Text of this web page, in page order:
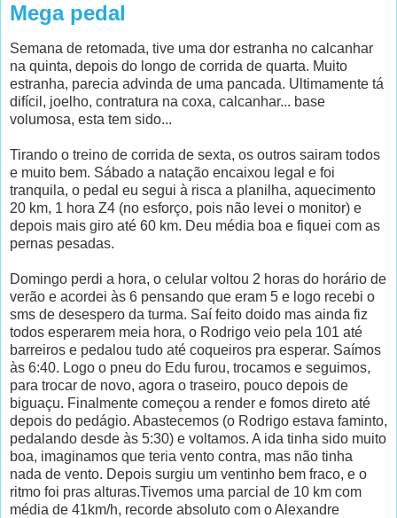
Mega pedal
Semana de retomada, tive uma dor estranha no calcanhar
na quinta, depois do longo de corrida de quarta. Muito
estranha, parecia advinda de uma pancada. Ultimamente tá
difícil, joelho, contratura na coxa, calcanhar... base
volumosa, esta tem sido...
Tirando o treino de corrida de sexta, os outros sairam todos
e muito bem. Sábado a natação encaixou legal e foi
tranquila, o pedal eu segui à risca a planilha, aquecimento
20 km, 1 hora Z4 (no esforço, pois não levei o monitor) e
depois mais giro até 60 km. Deu média boa e fiquei com as
pernas pesadas.
Domingo perdi a hora, o celular voltou 2 horas do horário de
verão e acordei às 6 pensando que eram 5 e logo recebi o
sms de desespero da turma. Saí feito doido mas ainda fiz
todos esperarem meia hora, o Rodrigo veio pela 101 até
barreiros e pedalou tudo até coqueiros pra esperar. Saímos
às 6:40. Logo o pneu do Edu furou, trocamos e seguimos,
para trocar de novo, agora o traseiro, pouco depois de
biguaçu. Finalmente começou a render e fomos direto até
depois do pedágio. Abastecemos (o Rodrigo estava faminto,
pedalando desde às 5:30) e voltamos. A ida tinha sido muito
boa, imaginamos que teria vento contra, mas não tinha
nada de vento. Depois surgiu um ventinho bem fraco, e o
ritmo foi pras alturas.Tivemos uma parcial de 10 km com
média de 41km/h, recorde absoluto com o Alexandre